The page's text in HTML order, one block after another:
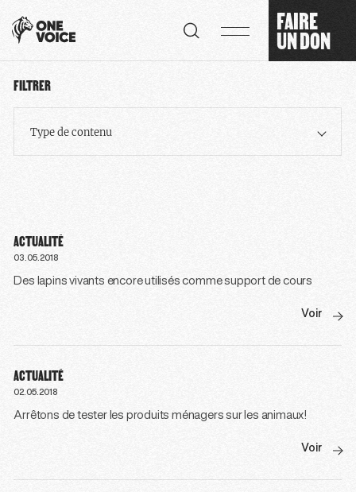
FAIRE
UN DON
FILTRER
Type de contenu
ACTUALITÉ
03.05.2018
Des lapins vivants encore utilisés comme support de cours
Voir
ACTUALITÉ
02.05.2018
Arrêtons de tester les produits ménagers sur les animaux!
Voir